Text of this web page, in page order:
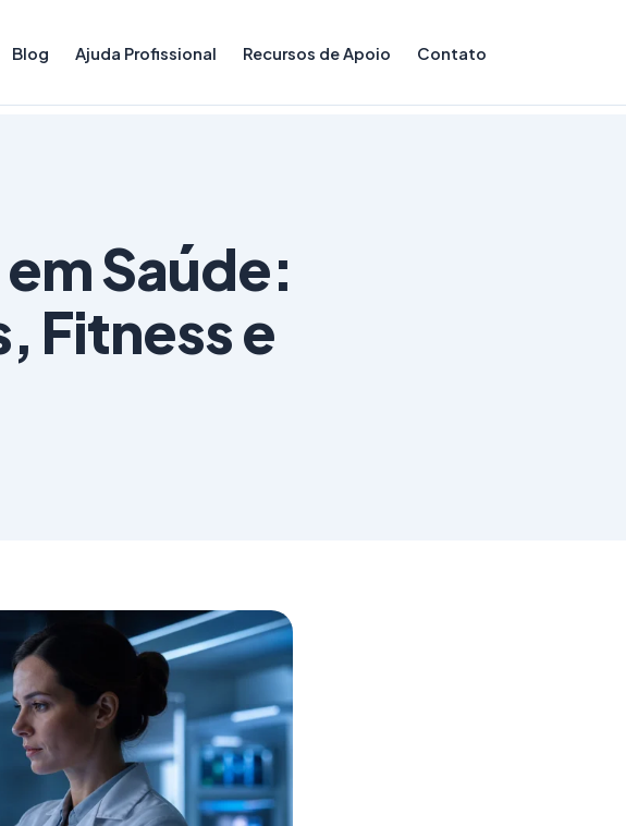
Blog Ajuda Profissional Recursos de Apoio Contato
Saúde:
Fitness e